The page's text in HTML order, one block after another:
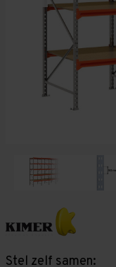
Stel zelf samen: